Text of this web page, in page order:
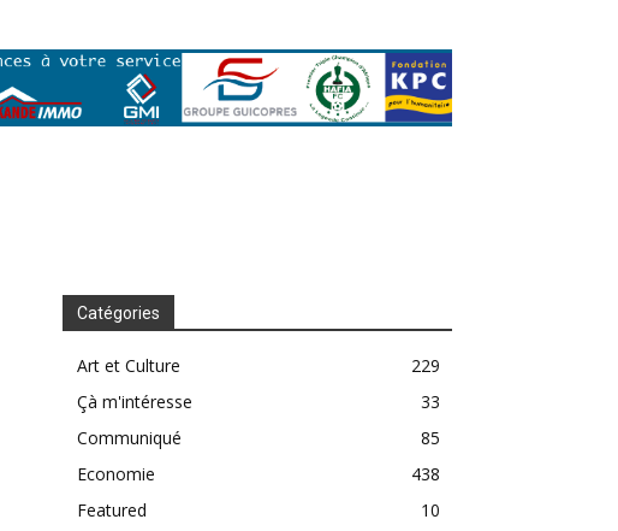
Catégories
Art et Culture
229
Çà m'intéresse
33
Communiqué
85
Economie
438
Featured
10